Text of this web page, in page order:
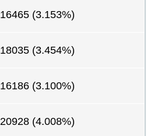
16465 (3.153%)
18035 (3.454%)
16186 (3.100%)
20928 (4.008%)